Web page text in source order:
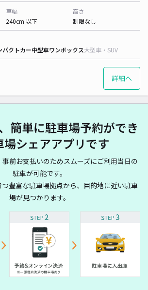
車幅
240cm 以下
高さ
制限なし
パクトカー中型車ワンボックス大型車・SUV
詳細へ
簡単に駐車場予約ができ
場シェアアプリです
前お支払いのためスムーズにご利用当日の
駐車が可能です。
豊富な駐車場拠点から、目的地に近い駐車
場が見つかります。